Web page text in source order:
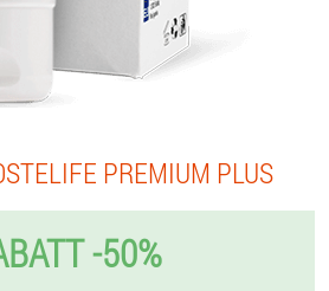
PREMIUM PLUS
-50%